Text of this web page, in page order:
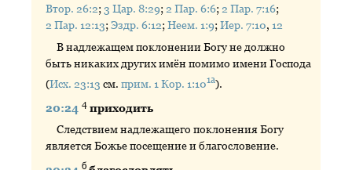
Втор. 26:2; 3 Цар. 8:29;2 Пар. 6:6;2 Пар. 7:16;
2 Пар. 12:13;Эздр. 6:12;Неем. 1:9;Иер. 7:10, 12
В надлежащем поклонении Богу не должно
быть никаких других имён помимо имени Господа
(Исх. 23:13 см.прим. 1 Кор. 1:101а).
20:244 приходить
Следствием надлежащего поклонения Богу
является Божье посещение и благословение.
б